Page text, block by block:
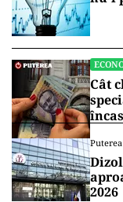
Cât
2026